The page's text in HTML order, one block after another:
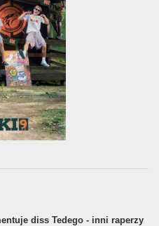
diss Tedego - inni raperzy